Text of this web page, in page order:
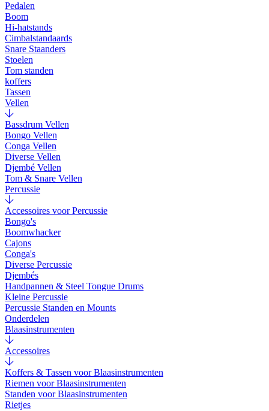
Pedalen
Boom
Hi-hatstands
Cimbalstandaards
Snare Staanders
Stoelen
Tom standen
koffers
Tassen
Vellen
Bassdrum Vellen
Bongo Vellen
Conga Vellen
Diverse Vellen
Djembé Vellen
Tom & Snare Vellen
Percussie
Accessoires voor Percussie
Bongo's
Boomwhacker
Cajons
Conga's
Diverse Percussie
Djembés
Handpannen & Steel Tongue Drums
Kleine Percussie
Percussie Standen en Mounts
Onderdelen
Blaasinstrumenten
Accessoires
Koffers & Tassen voor Blaasinstrumenten
Riemen voor Blaasinstrumenten
Standen voor Blaasinstrumenten
Rietjes